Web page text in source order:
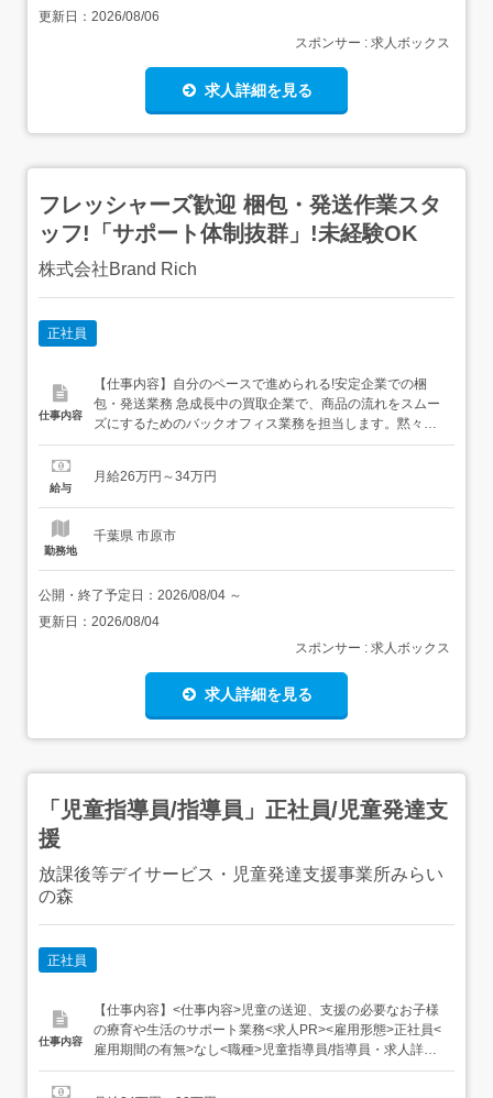
更新日： 2026/08/06
スポンサー : 求人ボックス
求人詳細を見る
フレッシャーズ歓迎 梱包・発送作業スタ
ッフ!「サポート体制抜群」!未経験OK
株式会社Brand Rich
正社員
仕事内容
【仕事内容】自分のペースで進められる!安定企業での梱
包・発送業務 急成長中の買取企業で、商品の流れをスムー
ズにするためのバックオフィス業務を担当します。黙々と
作業に集中できるため、一つのことにじっくり取り組むの
指示データに基づいた商品のピッキング、および確実な梱
給与
月給26万円～34万円
勤務地
千葉県 市原市
公開・終了予定日： 2026/08/04 ～
更新日： 2026/08/04
スポンサー : 求人ボックス
求人詳細を見る
「児童指導員/指導員」正社員/児童発達支
援
放課後等デイサービス・児童発達支援事業所みらい
の森
正社員
仕事内容
【仕事内容】<仕事内容>児童の送迎、支援の必要なお子様
の療育や生活のサポート業務<求人PR><雇用形態>正社員<
雇用期間の有無>なし<職種>児童指導員/指導員・求人詳細:
1年間は契約職員として有期雇用(1年以降は必ず正職員へ転